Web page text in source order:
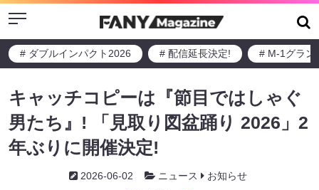
Menu
# ダブルインパクト2026 # 配信延長決定! # M-1グラン
キャッチコピーは『節目ではしゃぐ
男たち』! 「見取り図盆踊り 2026」2
年ぶりに開催決定!
2026-06-02 ニュース お知らせ